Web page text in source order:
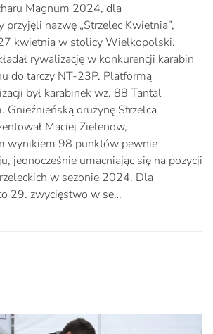
Magnum 2024, dla
przyjęli nazwę „Strzelec Kwietnia”,
27 kwietnia w stolicy Wielkopolski.
rywalizację w konkurencji karabin
do tarczy NT-23P. Platformą
był karabinek wz. 88 Tantal
drużynę Strzelca
Maciej Zielenow,
wynikiem 98 punktów pewnie
jednocześnie umacniając się na pozycji
w sezonie 2024. Dla
29. zwycięstwo w se…